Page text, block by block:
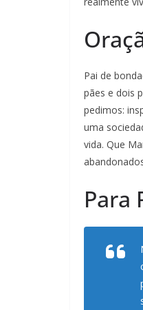
Pai de
pães e dois
pedimos:
uma
vida. Que
Para